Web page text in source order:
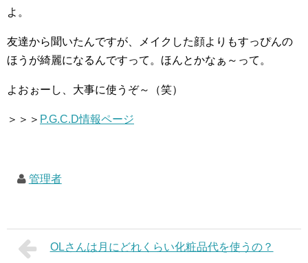
よ。
友達から聞いたんですが、メイクした顔よりもすっぴんの
ほうが綺麗になるんですって。ほんとかなぁ～って。
よおぉーし、大事に使うぞ～（笑）
＞＞＞ P.G.C.D情報ページ
管理者
OLさんは月にどれくらい化粧品代を使うの？